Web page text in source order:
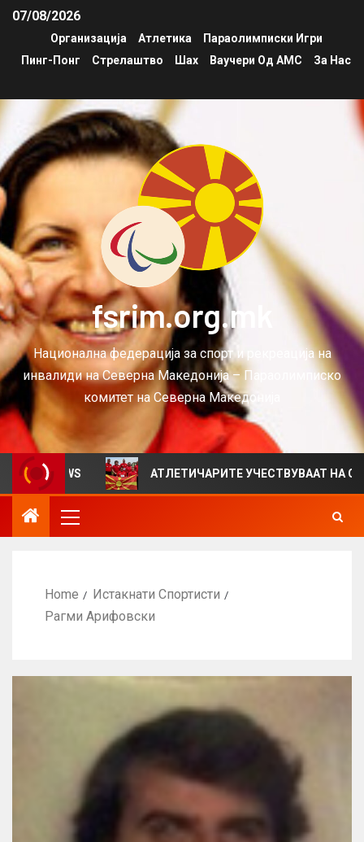
07/08/2026
Организација Атлетика
Параолимписки Игри
Пинг-Понг
Стрелаштво Шах Ваучери Од АМС За Нас
fsrim.org.mk
Национална федерација за спорт и рекреација на
инвалиди на Северна Македонија – Параолимписко
комитет на Северна Македонија
АТЛЕТИЧАРИТЕ УЧЕСТВУВААТ НА СРБИЈА
Home
Истакнати Спортисти
Рагми Арифовски